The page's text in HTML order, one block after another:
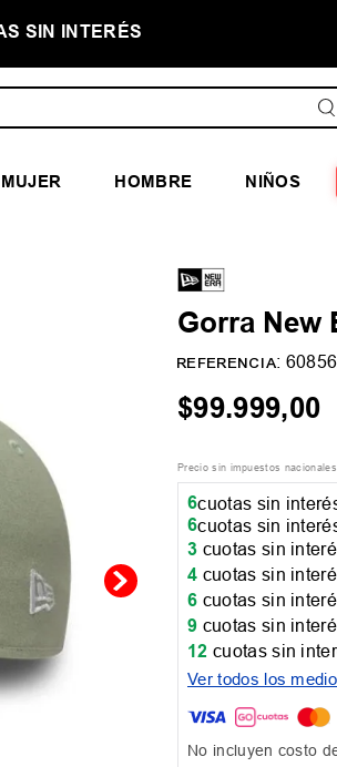
CAMBIO GRATIS
MUJER HOMBRE NIÑOS
Gorra New
REFERENCIA:
$99.999,00
Precio sin impuestos
6cuotas sin
6cuotas sin
3 cuotas sin
4 cuotas sin
6 cuotas sin
9 cuotas sin
12 cuotas sin
Ver todos los
No incluyen costo